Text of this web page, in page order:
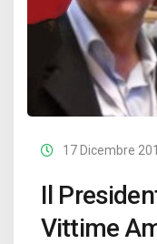
17 Dicembre
Il
Vittime